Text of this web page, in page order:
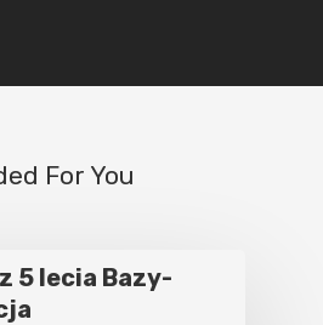
For You
5 lecia Bazy-